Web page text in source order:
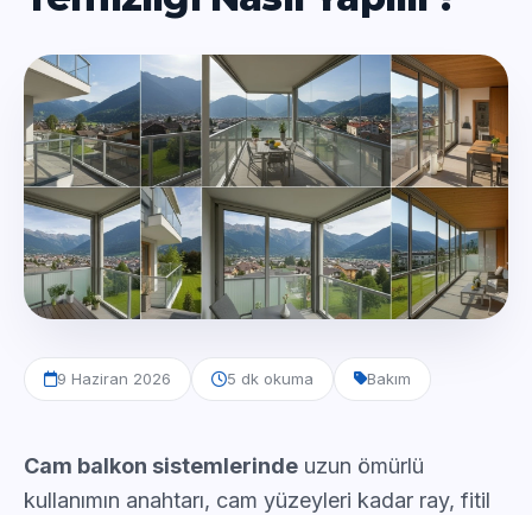
9 Haziran 2026 5 dk okuma Bakım
Cam balkon sistemlerinde uzun ömürlü
kullanımın anahtarı, cam yüzeyleri kadar ray, fitil